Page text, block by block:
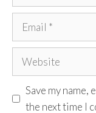
Email
Website
Save my
the next time I